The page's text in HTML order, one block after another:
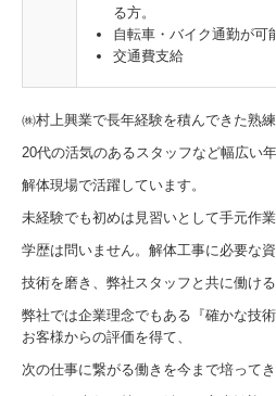
る方。
自転車・バイク通勤が可
交通費支給
㈱村上興業で長年経験を積んできた熟
20代の活気のあるスタッフなど幅広い
解体現場で活躍しています。
未経験でも初めは見習いとして手元作業
学歴は問いません。解体工事に必要な
技術を磨き、弊社スタッフと共に働け
弊社では企業理念でもある『確かな技
お客様からの評価を得て、
次の仕事に繋がる働きを今まで培ってき